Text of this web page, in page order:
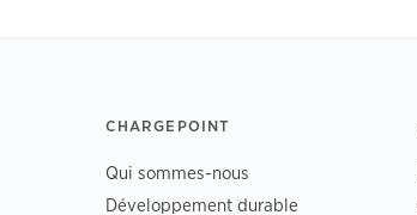
CHARGEPOINT
Qui sommes-nous
Développement durable